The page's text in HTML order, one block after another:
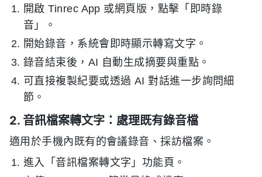
開啟 Tinrec App 或網頁版，點擊「即時錄
音」。
開始錄音，系統會即時顯示轉寫文字。
錄音結束後，AI 自動生成摘要與重點。
可直接複製紀要或透過 AI 對話進一步詢問細
節。
2. 音訊檔案轉文字：處理既有錄音檔
適用於手機內既有的會議錄音、採訪檔案。
進入「音訊檔案轉文字」功能頁。